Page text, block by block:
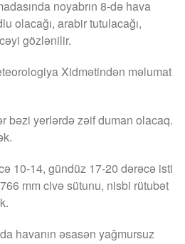
noyabrın 8-də hava
olacağı, arabir tutulacağı,
gözlənilir.
Xidmətindən məlumat
bəzi yerlərdə zəif duman olacaq.
10-14, gündüz 17-20 dərəcə isti
mm civə sütunu, nisbi rütubət
havanın əsasən yağmursuz